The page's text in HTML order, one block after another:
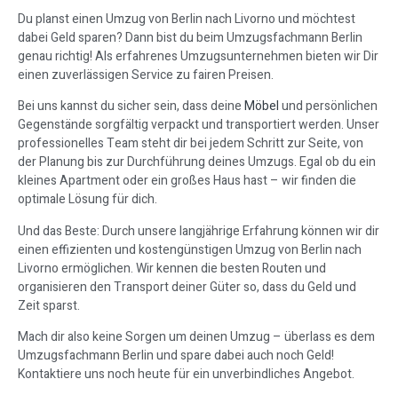
Du planst einen Umzug von Berlin nach Livorno und möchtest
dabei Geld sparen? Dann bist du beim Umzugsfachmann Berlin
genau richtig! Als erfahrenes Umzugsunternehmen bieten wir Dir
einen zuverlässigen Service zu fairen Preisen.
Bei uns kannst du sicher sein, dass deineMöbelund persönlichen
Gegenstände sorgfältig verpackt und transportiert werden. Unser
professionelles Team steht dir bei jedem Schritt zur Seite, von
der Planung bis zur Durchführung deines Umzugs. Egal ob du ein
kleines Apartment oder ein großes Haus hast – wir finden die
optimale Lösung für dich.
Und das Beste: Durch unsere langjährige Erfahrung können wir dir
einen effizienten und kostengünstigen Umzug von Berlin nach
Livorno ermöglichen. Wir kennen die besten Routen und
organisieren den Transport deiner Güter so, dass du Geld und
Zeit sparst.
Mach dir also keine Sorgen um deinen Umzug – überlass es dem
Umzugsfachmann Berlin und spare dabei auch noch Geld!
Kontaktiere uns noch heute für ein unverbindliches Angebot.